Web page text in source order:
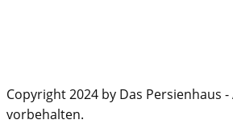
Copyright 2024 by Das Persienhaus -
vorbehalten.